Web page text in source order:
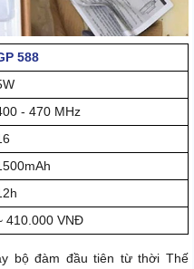
588
- 470 MHz
410.000 VNĐ
bộ đàm đầu tiên từ thời Thế